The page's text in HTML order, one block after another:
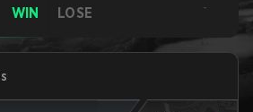
WIN LOSE -